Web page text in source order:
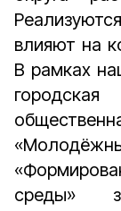
влияют на
В рамках
среды»